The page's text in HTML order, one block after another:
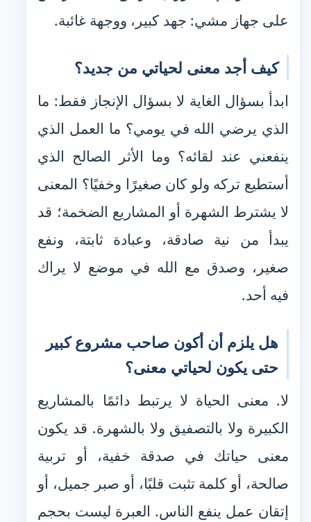
على جهاز مشي: جهد كبير، ووجهة غائبة.
كيف أجد معنى لحياتي من جديد؟
ابدأ بسؤال الغاية لا بسؤال الإنجاز فقط: ما
الذي يرضي الله في يومي؟ ما العمل الذي
ينفعني عند لقائه؟ وما الأثر الصالح الذي
أستطيع تركه ولو كان صغيرًا وخفيًا؟ المعنى
لا يشترط الشهرة أو المشاريع الضخمة؛ قد
يبدأ من نية صادقة، وعبادة ثابتة، ونفع
صغير، وصدق مع الله في موضع لا يراك
فيه أحد.
هل يلزم أن أكون صاحب مشروع كبير
حتى يكون لحياتي معنى؟
لا. معنى الحياة لا يرتبط دائمًا بالمشاريع
الكبيرة ولا بالتصفيق ولا بالشهرة. قد يكون
معنى حياتك في صدقة خفية، أو تربية
صالحة، أو كلمة تثبت قلبًا، أو صبر جميل، أو
إتقان عمل ينفع الناس. العبرة ليست بحجم